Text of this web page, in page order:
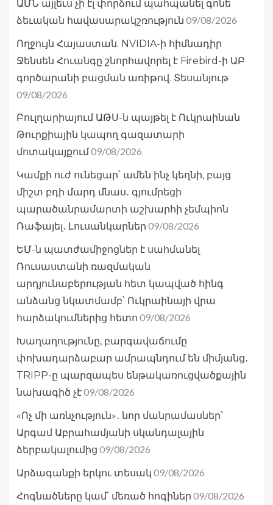
ԱՄՆ այլեւս չի էլ փորձում պահպանել գոնե
ձեւական հավասարակշռություն 09/08/2026
Ողջույն Հայաստան. NVIDIA-ի հիմնադիր
Ջենսեն Հուանգը շնորհավորել է Firebird-ի ԱԲ
գործարանի բացման առիթով. Տեսանյութ
09/08/2026
Բուլղարիայում ԱԹՍ-ն պայթել է Ուկրաինան
Թուրքիային կապող գազատարի
մոտակայքում09/08/2026
Կամքի ուժ ունեցար՝ ամեն ինչ կեղնի, բայց
միշտ բդի մարդ մնաս․ գյումրեցի
պարածանրամարտի աշխարհի չեմպիոն
Ռաֆայել․ Լուսանկարներ 09/08/2026
ԵՄ-ն պատժամիջոցներ է սահմանել
Ռուսաստանի ռազմական
արդյունաբերության հետ կապված հինգ
անձանց նկատմամբ՝ Ուկրաինայի վրա
հարձակումներից հետո 09/08/2026
Խաղաղությունը, բարգավաճումը
փոխադարձաբար ամրապնդում են միմյանց․
TRIPP-ը պարզապես ենթակառուցվածքային
նախագիծ չէ09/08/2026
«Ոչ մի առնչություն»․ նոր մանրամասներ՝
Արգամ Աբրահամյանի սկանդալային
ձերբակալումից 09/08/2026
Արձագանքի երկու տեսակ 09/08/2026
Հոգնածները կամ՝ մեռած հոգիներ 09/08/2026